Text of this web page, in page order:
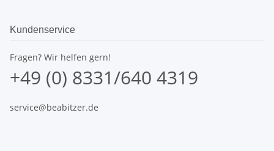
Kundenservice
Fragen? Wir helfen gern!
+49 (0) 8331/640 4319
service@beabitzer.de